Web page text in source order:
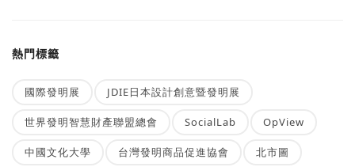
熱門標籤
國際發明展 JDIE日本設計創意暨發明展
世界發明智慧財產聯盟總會 SocialLab OpView
中國文化大學 台灣發明商品促進協會 北市圖